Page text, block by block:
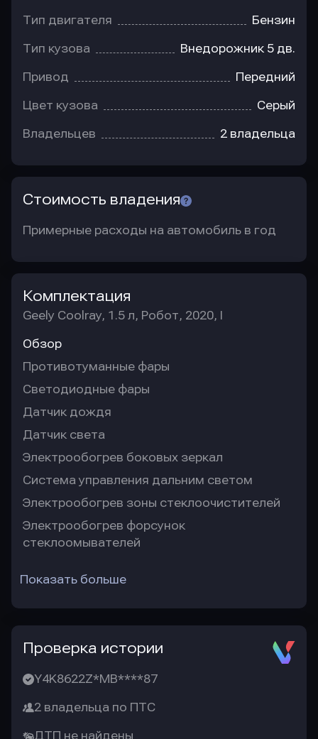
Тип двигателя Бензин
Тип кузова Внедорожник 5 дв.
Привод Передний
Цвет кузова Серый
Владельцев 2 владельца
Стоимость владения
Примерные расходы на автомобиль в год
Комплектация
Geely Coolray, 1.5 л, Робот, 2020, I
Обзор
Противотуманные фары
Светодиодные фары
Датчик дождя
Датчик света
Электрообогрев боковых зеркал
Система управления дальним светом
Электрообогрев зоны стеклоочистителей
Электрообогрев форсунок
стеклоомывателей
Показать больше
Проверка истории
Y4K8622Z*MB****87
2 владельца по ПТС
ДТП не найдены